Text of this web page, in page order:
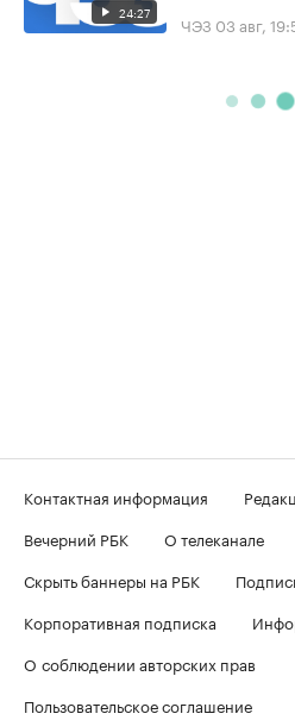
24:27 ЧЭЗ 03 авг,
Контактная информация
Вечерний РБК
О телеканале
Скрыть баннеры на РБК
Корпоративная подписка
О соблюдении авторских прав
Пользовательское соглашение